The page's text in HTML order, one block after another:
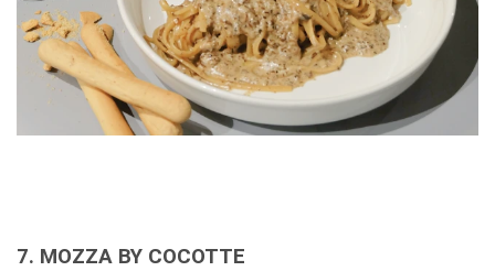
7. MOZZA BY COCOTTE